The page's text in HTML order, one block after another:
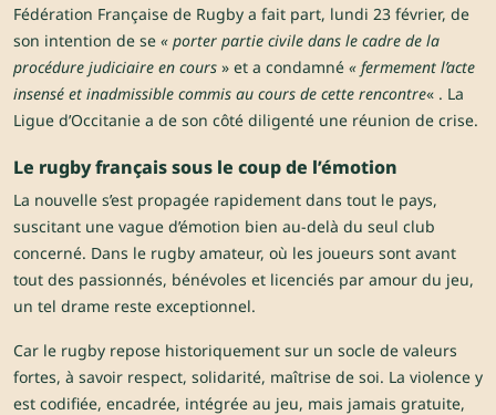
Fédération Française de Rugby a fait part, lundi 23 février, de
son intention de se « porter partie civile dans le cadre de la
procédure judiciaire en cours » et a condamné « fermement l’acte
insensé et inadmissible commis au cours de cette rencontre« . La
Ligue d’Occitanie a de son côté diligenté une réunion de crise.
Le rugby français sous le coup de l’émotion
La nouvelle s’est propagée rapidement dans tout le pays,
suscitant une vague d’émotion bien au-delà du seul club
concerné. Dans le rugby amateur, où les joueurs sont avant
tout des passionnés, bénévoles et licenciés par amour du jeu,
un tel drame reste exceptionnel.
Car le rugby repose historiquement sur un socle de valeurs
fortes, à savoir respect, solidarité, maîtrise de soi. La violence y
est codifiée, encadrée, intégrée au jeu, mais jamais gratuite,